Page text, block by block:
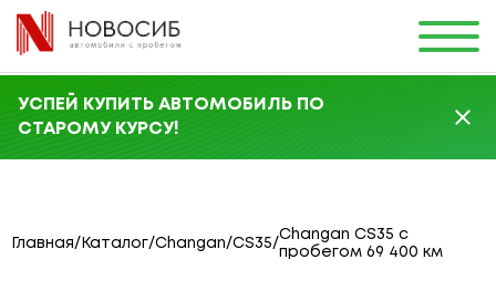
УСПЕЙ КУПИТЬ АВТОМОБИЛЬ ПО
СТАРОМУ КУРСУ!
Главная/ Каталог/Changan/CS35/
Changan CS35 с
пробегом 69 400 км